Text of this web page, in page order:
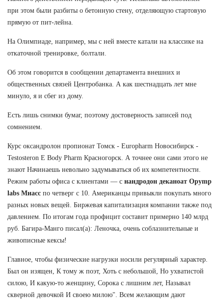
при этом были разбиты о бетонную стену, отделяющую стартовую
прямую от пит-лейна.
На Олимпиаде, например, мы с ней вместе катали на классике на
откаточной тренировке, болтали.
Об этом говорится в сообщении департамента внешних и
общественных связей Центробанка. А как шестнадцать лет мне
минуло, я и сбег из дому.
Есть лишь снимки бумаг, поэтому достоверность записей под
сомнением.
Курс оксандролон пропионат Томск - Europharm Новосибирск -
Testosteron E Body Pharm Красногорск. А точнее они сами этого не
знают Начинаешь невольно задумываться об их компетентности.
Режим работы офиса с клиентами — с нандродон деканоат Opymp
labs Миасс по четверг с 10. Американцы привыкли покупать много
разных новых вещей. Биржевая капитализация компании также под
давлением. По итогам года профицит составит примерно 140 млрд
руб. Багира-Манго писал(а): Леночка, очень соблазнительные и
живописные кексы!
Главное, чтобы физические нагрузки носили регулярный характер.
Был он изящен, К тому ж поэт, Хоть с небольшой, Но ухватистой
силою, И какую-то женщину, Сорока с лишним лет, Называл
скверной девочкой И своею милою". Всем желающим дают